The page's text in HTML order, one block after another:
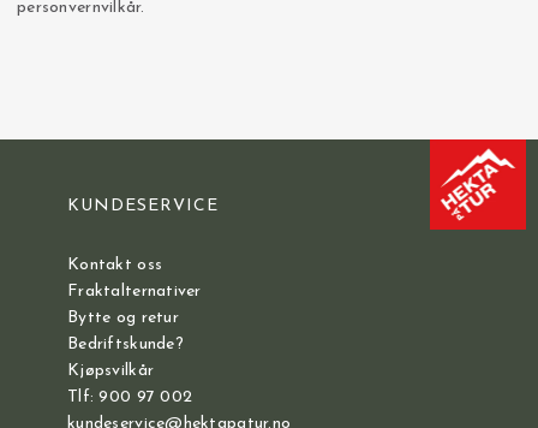
personvernvilkår.
KUNDESERVICE
Kontakt oss
Fraktalternativer
Bytte og retur
Bedriftskunde?
Kjøpsvilkår
Tlf: 900 97 002
kundeservice@hektapatur.no